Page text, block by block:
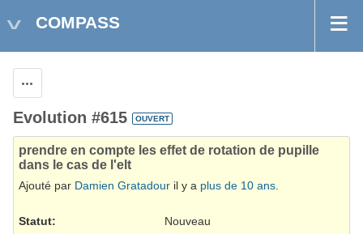
COMPASS
Evolution #615 OUVERT
prendre en compte les effet de rotation de pupille
dans le cas de l'elt
Ajouté par Damien Gratadour il y a plus de 10 ans.
Statut:
Nouveau